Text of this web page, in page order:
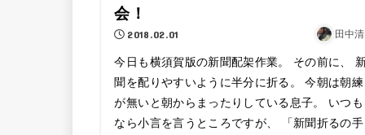
会！
2018.02.01 田中
今日も横須賀版の新聞配架作業。 その前に、
聞を配りやすいように半分に折る。 今朝は朝練
が無いと朝からまったりしている息子。 いつも
なら小言を言うところですが、 「新聞折るの手